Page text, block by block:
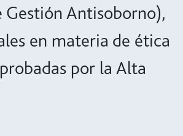
Gestión Antisoborno),
en materia de ética
por la Alta